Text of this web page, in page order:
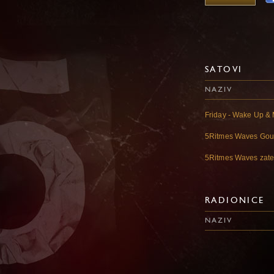
SATOVI
NAZIV
Friday - Wake Up &
5Ritmes Waves
5Ritmes Waves
RADIONICE
NAZIV